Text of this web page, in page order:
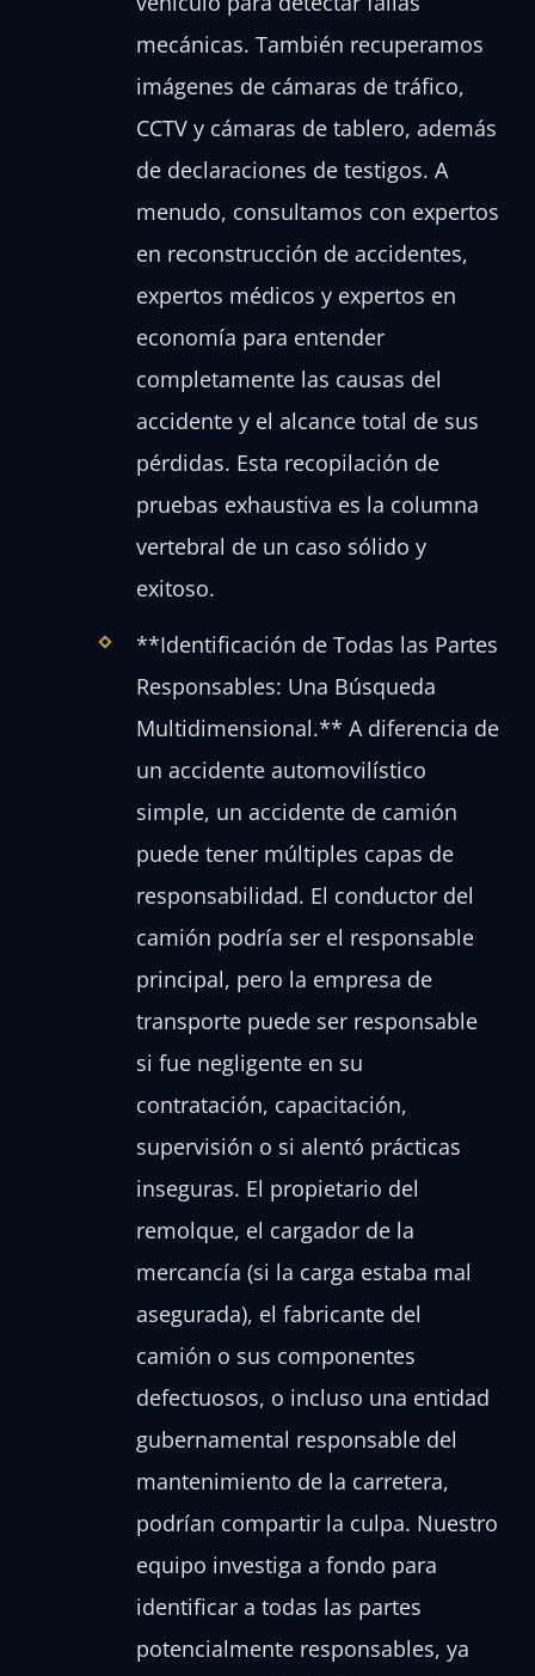
mecánicas. También recuperamos
imágenes de cámaras de tráfico,
CCTV y cámaras de tablero, además
de declaraciones de testigos. A
menudo, consultamos con expertos
en reconstrucción de accidentes,
expertos médicos y expertos en
economía para entender
completamente las causas del
accidente y el alcance total de sus
pérdidas. Esta recopilación de
pruebas exhaustiva es la columna
vertebral de un caso sólido y
exitoso.
**Identificación de Todas las Partes
Responsables: Una Búsqueda
Multidimensional.** A diferencia de
un accidente automovilístico
simple, un accidente de camión
puede tener múltiples capas de
responsabilidad. El conductor del
camión podría ser el responsable
principal, pero la empresa de
transporte puede ser responsable
si fue negligente en su
contratación, capacitación,
supervisión o si alentó prácticas
inseguras. El propietario del
remolque, el cargador de la
mercancía (si la carga estaba mal
asegurada), el fabricante del
camión o sus componentes
defectuosos, o incluso una entidad
gubernamental responsable del
mantenimiento de la carretera,
podrían compartir la culpa. Nuestro
equipo investiga a fondo para
identificar a todas las partes
potencialmente responsables, ya